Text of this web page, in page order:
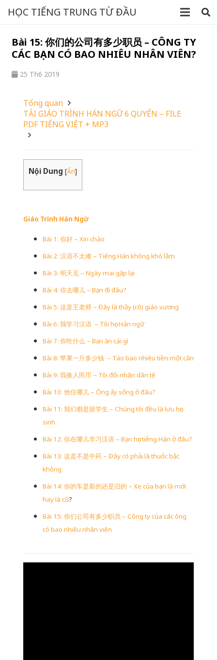
HỌC TIẾNG TRUNG TỪ ĐẦU
Bài 15: 你们的公司有多少职员 – CÔNG TY
CÁC BẠN CÓ BAO NHIÊU NHÂN VIÊN?
25 Th6 2019
Tổng quan
TẢI GIÁO TRÌNH HÁN NGỮ 6 QUYỂN – FILE
PDF TIẾNG VIỆT + MP3
Nội Dung [Ẩn]
Giáo Trình Hán Ngữ
Bài 1: 你好 – Xin chào
Bài 2: 汉语不太难 – Tiếng Hán không khó lắm
Bài 3: 明天见 – Ngày mai gặp lại
Bài 4: 你去哪儿 – Bạn đi đâu?
Bài 5: 这是王老师 – Đây là thầy (cô) giáo vương
Bài 6: 我学习汉语 – Tôi học Hán ngữ
Bài 7: 你吃什么 – Bạn ăn cái gì
Bài 8: 苹果一斤多少钱 – Táo bao nhiêu tiền một cân
Bài 9: 我换人民币 – Tôi đổi nhân dân tệ
Bài 10: 他住哪儿 – Ông ấy sống ở đâu?
Bài 11: 我们都是留学生 – Chúng tôi đều là lưu học
sinh
Bài 12: 你在哪儿学习汉语 – Bạn học tiếng Hán ở đâu?
Bài 13: 这是不是中药 – Đây có phải là thuốc bắc
không
Bài 14: 你的车是新的还是旧的 – Xe của bạn là mới
hay là cũ?
Bài 15: 你们公司有多少职员 – Công ty của các ông
có bao nhiêu nhân viên